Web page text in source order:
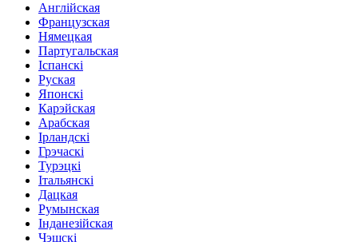
Англійская
Французская
Нямецкая
Партугальская
Іспанскі
Руская
Японскі
Карэйская
Арабская
Ірландскі
Грэчаскі
Турэцкі
Італьянскі
Дацкая
Румынская
Інданезійская
Чэшскі